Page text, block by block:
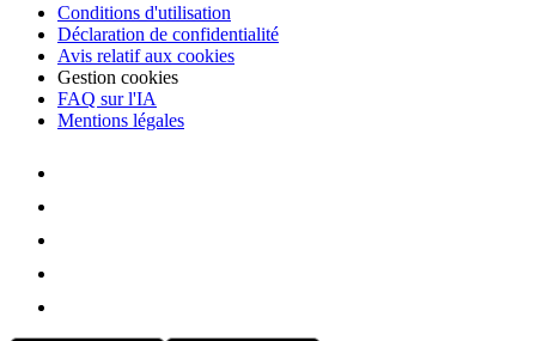
Conditions d'utilisation
Déclaration de confidentialité
Avis relatif aux cookies
Gestion cookies
FAQ sur l'IA
Mentions légales